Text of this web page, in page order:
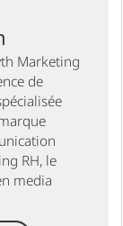
Marketing
de
RH, le
media